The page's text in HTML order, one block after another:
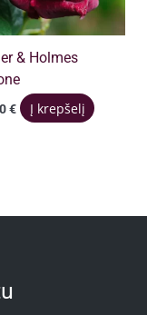
& Holmes
€ Į krepšelį